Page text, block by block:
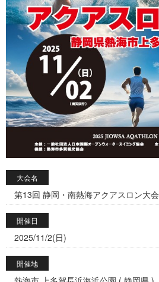
大会名
第13回 静岡・南熱海アクアスロン大会
開催日
2025/11/2(日)
開催地